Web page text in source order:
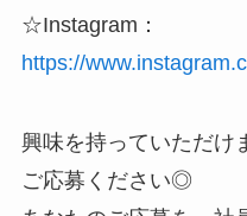
☆Instagram：
https://
興味を持っていただけ
ご応募ください◎